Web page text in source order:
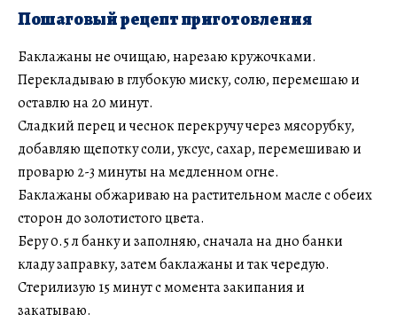
Пошаговый рецепт приготовления
Баклажаны не очищаю, нарезаю кружочками.
Перекладываю в глубокую миску, солю, перемешаю и
оставлю на 20 минут.
Сладкий перец и чеснок перекручу через мясорубку,
добавляю щепотку соли, уксус, сахар, перемешиваю и
проварю 2-3 минуты на медленном огне.
Баклажаны обжариваю на растительном масле с обеих
сторон до золотистого цвета.
Беру 0.5 л банку и заполняю, сначала на дно банки
кладу заправку, затем баклажаны и так чередую.
Стерилизую 15 минут с момента закипания и
закатываю.